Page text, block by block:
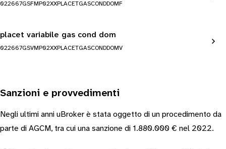
022667GSFMP02XXPLACETGASCONDDOMF
placet variabile gas cond dom
022667GSVMP02XXPLACETGASCONDDOMV
Sanzioni e provvedimenti
Negli ultimi anni uBroker è stata oggetto di un procedimento da
parte di AGCM, tra cui una sanzione di 1.880.000 € nel 2022.